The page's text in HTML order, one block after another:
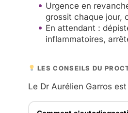
Urgence en
grossit chaque jour,
En attendant :
inflammatoires,
LES CONSEILS DU
Le Dr Aurélien Garros